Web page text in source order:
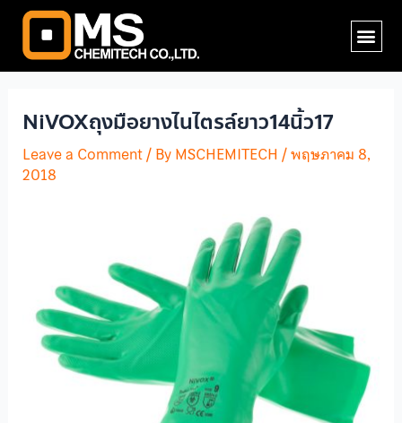
Skip
content
NiVOXถุงมือยางไนไตรล์ยาว14นิ้ว17
Leave a Comment/ ByMSCHEMITECH /พฤษภาคม 8,
2018
Post
navigation